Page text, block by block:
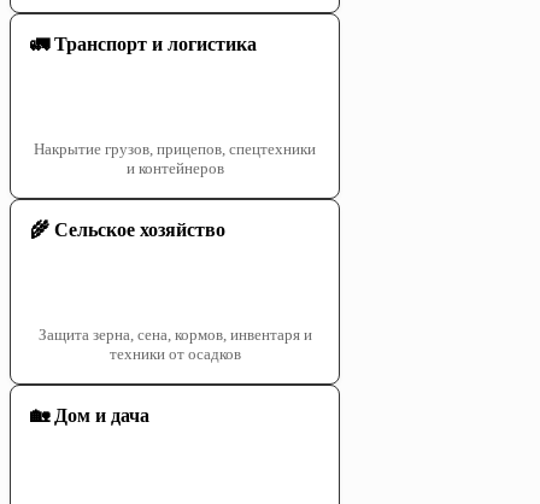
🚛 Транспорт и логистика
Накрытие грузов, прицепов, спецтехники
и контейнеров
🌾 Сельское хозяйство
Защита зерна, сена, кормов, инвентаря и
техники от осадков
🏡 Дом и дача